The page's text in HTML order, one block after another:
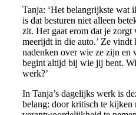
Tanja: ‘Het belangrijkste wat
is dat besturen niet alleen
zit. Het gaat erom dat je zorgt
meerijdt in die auto.’ Ze vindt
nadenken over wie ze zijn en
begint altijd bij wie jij bent.
werk?’
In Tanja’s dagelijks werk is
belang: door kritisch te kijken